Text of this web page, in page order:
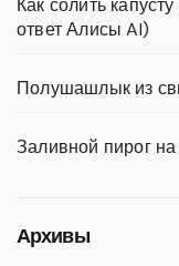
Как солить
ответ Алисы AI)
Полушашлык из
Заливной пирог
Архивы